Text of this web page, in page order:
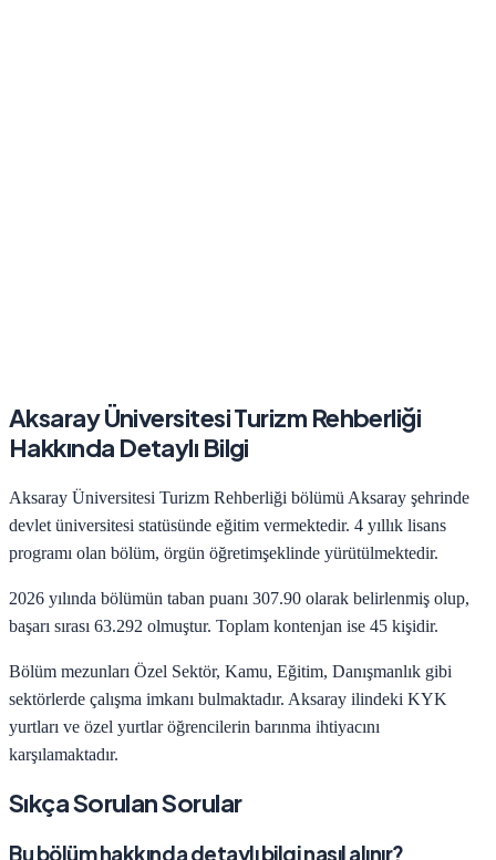
Aksaray ÜniversitesiTurizm Rehberliği
Hakkında Detaylı Bilgi
Aksaray Üniversitesi Turizm Rehberliği bölümü Aksaray şehrinde
devlet üniversitesi statüsünde eğitim vermektedir. 4 yıllık lisans
programı olan bölüm, örgün öğretimşeklinde yürütülmektedir.
2026 yılında bölümün taban puanı 307.90 olarak belirlenmiş olup,
başarı sırası 63.292 olmuştur. Toplam kontenjan ise 45 kişidir.
Bölüm mezunları Özel Sektör, Kamu, Eğitim, Danışmanlık gibi
sektörlerde çalışma imkanı bulmaktadır. Aksaray ilindeki KYK
yurtları ve özel yurtlar öğrencilerin barınma ihtiyacını
karşılamaktadır.
Sıkça Sorulan Sorular
Bu bölüm hakkında detaylı bilgi nasıl alınır?